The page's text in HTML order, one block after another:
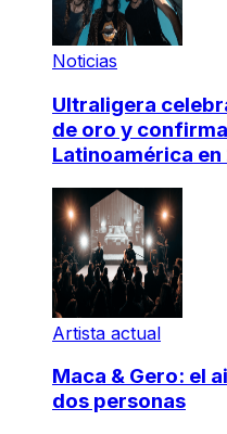
Noticias
Ultraligera
de oro y
Latinoamérica
Artista actual
Maca & Gero: el
dos personas